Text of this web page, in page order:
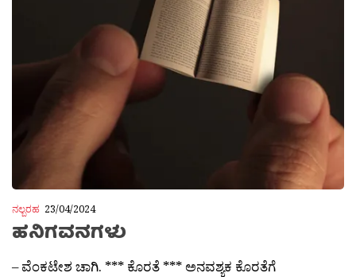
ನಲ್ಬರಹ 23/04/2024
ಹನಿಗವನಗಳು
– ವೆಂಕಟೇಶ ಚಾಗಿ. *** ಕೊರತೆ *** ಅನವಶ್ಯಕ ಕೊರತೆಗೆ